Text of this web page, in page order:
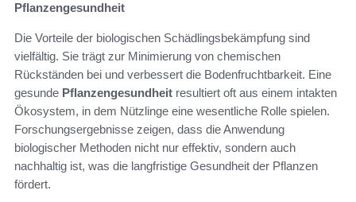
Pflanzengesundheit
Die Vorteile der biologischen Schädlingsbekämpfung sind
vielfältig. Sie trägt zur Minimierung von chemischen
Rückständen bei und verbessert die Bodenfruchtbarkeit. Eine
gesunde Pflanzengesundheit resultiert oft aus einem intakten
Ökosystem, in dem Nützlinge eine wesentliche Rolle spielen.
Forschungsergebnisse zeigen, dass die Anwendung
biologischer Methoden nicht nur effektiv, sondern auch
nachhaltig ist, was die langfristige Gesundheit der Pflanzen
fördert.